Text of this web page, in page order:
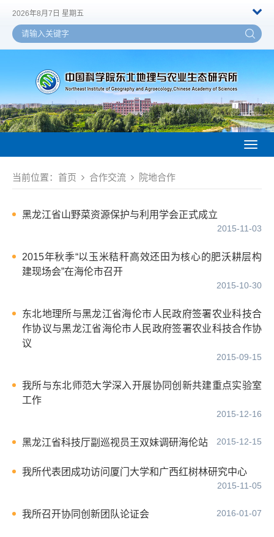
2026年8月7日 星期五
当前位置： 首页 合作交流 院地合作
黑龙江省山野菜资源保护与利用学会正式成立
2015-11-03
2015年秋季“以玉米秸秆高效还田为核心的肥沃耕层构
建现场会”在海伦市召开
2015-10-30
东北地理所与黑龙江省海伦市人民政府签署农业科技合
作协议与黑龙江省海伦市人民政府签署农业科技合作协
议
2015-09-15
我所与东北师范大学深入开展协同创新共建重点实验室
工作
2015-12-16
黑龙江省科技厅副巡视员王双妹调研海伦站 2015-12-15
我所代表团成功访问厦门大学和广西红树林研究中心
2015-11-05
我所召开协同创新团队论证会 2016-01-07